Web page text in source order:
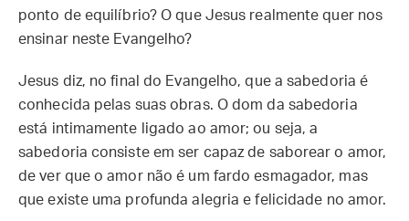
ponto de equilíbrio? O que Jesus realmente quer nos
ensinar neste Evangelho?
Jesus diz, no final do Evangelho, que a sabedoria é
conhecida pelas suas obras. O dom da sabedoria
está intimamente ligado ao amor; ou seja, a
sabedoria consiste em ser capaz de saborear o amor,
de ver que o amor não é um fardo esmagador, mas
que existe uma profunda alegria e felicidade no amor.